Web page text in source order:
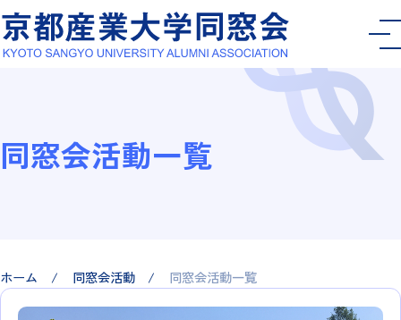
同窓会活動一覧
ホーム 同窓会活動 同窓会活動一覧